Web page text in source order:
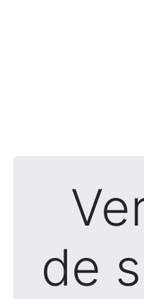
de